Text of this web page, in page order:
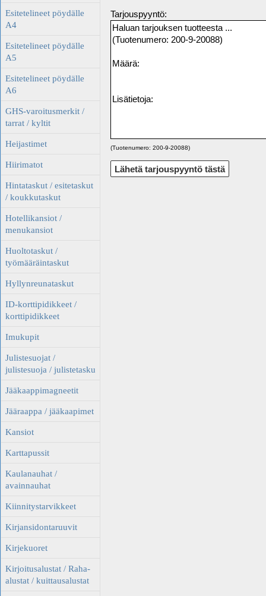
Esitetelineet pöydälle
A4
Esitetelineet pöydälle
A5
Esitetelineet pöydälle
A6
GHS-varoitusmerkit /
tarrat / kyltit
Heijastimet
Hiirimatot
Hintataskut / esitetaskut
/ koukkutaskut
Hotellikansiot /
menukansiot
Huoltotaskut /
työmääräintaskut
Hyllynreunataskut
ID-korttipidikkeet /
korttipidikkeet
Imukupit
Julistesuojat /
julistesuoja / julistetasku
Jääkaappimagneetit
Jääraappa / jääkaapimet
Kansiot
Karttapussit
Kaulanauhat /
avainnauhat
Kiinnitystarvikkeet
Kirjansidontaruuvit
Kirjekuoret
Kirjoitusalustat / Raha-
alustat / kuittausalustat
Tarjouspyyntö:
(Tuotenumero: 200-9-20088)